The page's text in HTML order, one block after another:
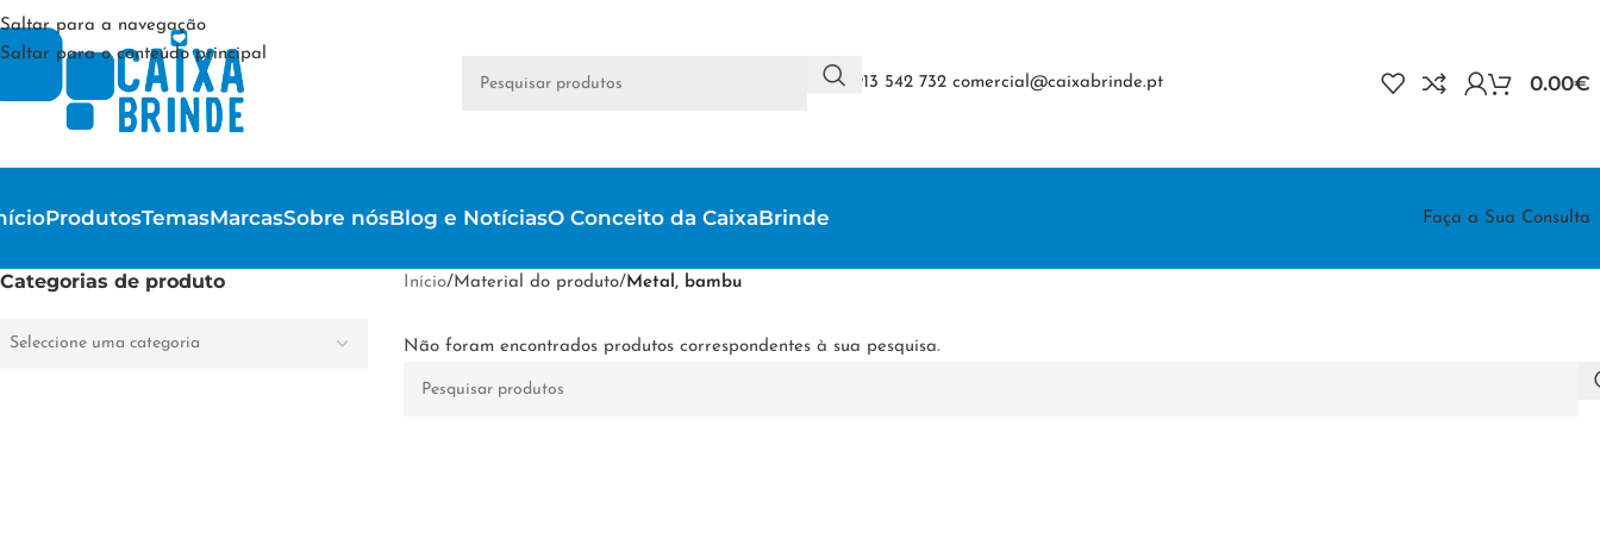
Saltar para a navegação
Saltar para o conteúdo principal
+351 913 542 732 comercial@caixabrinde.pt 0.00€
ProdutosTemasMarcasSobre nósBlog e NotíciasO Conceito da CaixaBrinde Faça a Sua Consulta
Categorias de produto
Seleccione uma categoria
Início/Material do produto/Metal, bambu
Não foram encontrados produtos correspondentes à sua pesquisa.